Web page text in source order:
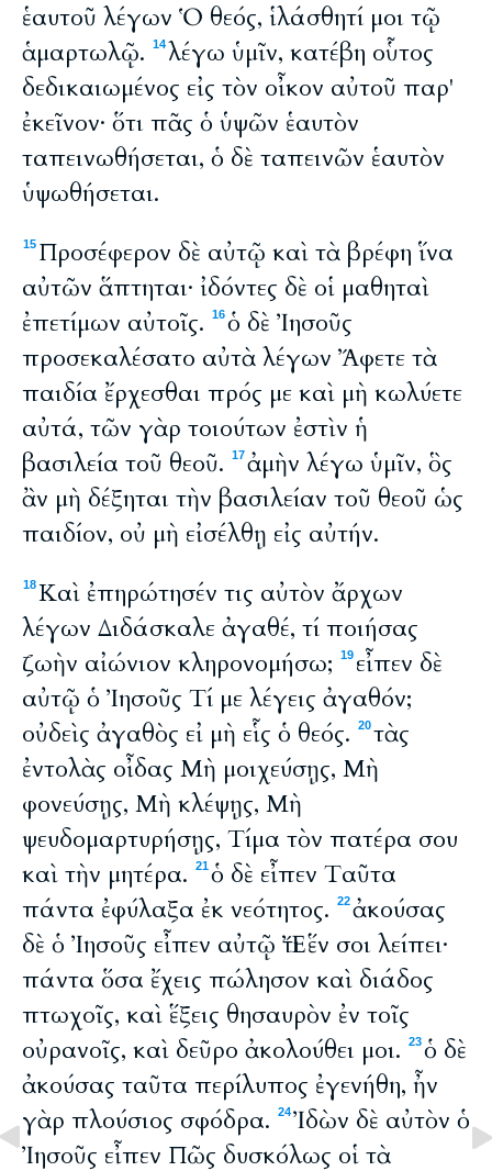
ἑαυτοῦ λέγων Ὁ θεός, ἱλάσθητί μοι τῷ
ἁμαρτωλῷ.
14λέγω ὑμῖν, κατέβη οὗτος
δεδικαιωμένος εἰς τὸν οἶκον αὐτοῦ παρ'
ἐκεῖνον· ὅτι πᾶς ὁ ὑψῶν ἑαυτὸν
ταπεινωθήσεται, ὁ δὲ ταπεινῶν ἑαυτὸν
ὑψωθήσεται.
15 Προσέφερον δὲ αὐτῷ καὶ τὰ βρέφη ἵνα
αὐτῶν ἅπτηται· ἰδόντες δὲ οἱ μαθηταὶ
ἐπετίμων αὐτοῖς.
16ὁ δὲ Ἰησοῦς
προσεκαλέσατο αὐτὰ λέγων Ἄφετε τὰ
παιδία ἔρχεσθαι πρός με καὶ μὴ κωλύετε
αὐτά, τῶν γὰρ τοιούτων ἐστὶν ἡ
βασιλεία τοῦ θεοῦ.
17ἀμὴν λέγω ὑμῖν, ὃς
ἂν μὴ δέξηται τὴν βασιλείαν τοῦ θεοῦ ὡς
παιδίον, οὐ μὴ εἰσέλθῃ εἰς αὐτήν.
18Καὶ ἐπηρώτησέν τις αὐτὸν ἄρχων
λέγων Διδάσκαλε ἀγαθέ, τί ποιήσας
ζωὴν αἰώνιον κληρονομήσω;
19 εἶπεν δὲ
αὐτῷ ὁ Ἰησοῦς Τί με λέγεις ἀγαθόν;
οὐδεὶς ἀγαθὸς εἰ μὴ εἷς ὁ θεός.
20τὰς
ἐντολὰς οἶδας Μὴ μοιχεύσῃς, Μὴ
φονεύσῃς, Μὴ κλέψῃς, Μὴ
ψευδομαρτυρήσῃς, Τίμα τὸν πατέρα σου
καὶ τὴν μητέρα.
21ὁ δὲ εἶπεν Ταῦτα
πάντα ἐφύλαξα ἐκ νεότητος.
22ἀκούσας
δὲ ὁ Ἰησοῦς εἶπεν αὐτῷ Ἔτι ἕν σοι λείπει·
πάντα ὅσα ἔχεις πώλησον καὶ διάδος
πτωχοῖς, καὶ ἕξεις θησαυρὸν ἐν τοῖς
οὐρανοῖς, καὶ δεῦρο ἀκολούθει μοι.
23ὁ δὲ
ἀκούσας ταῦτα περίλυπος ἐγενήθη, ἦν
γὰρ πλούσιος σφόδρα.
24Ἰδὼν δὲ αὐτὸν ὁ
Ἰησοῦς εἶπεν Πῶς δυσκόλως οἱ τὰ